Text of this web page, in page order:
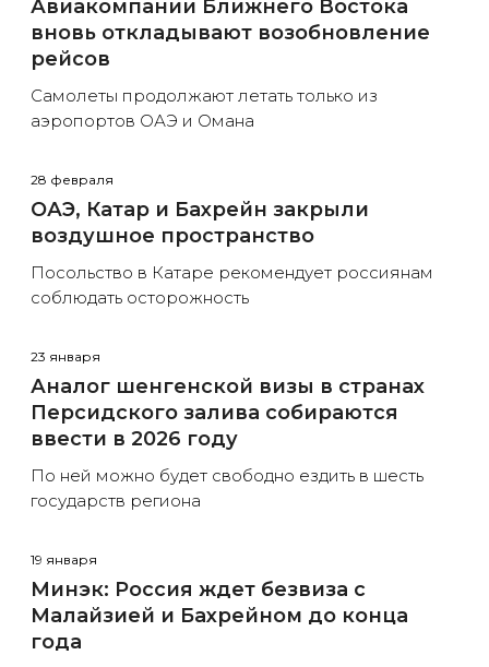
Авиакомпании Ближнего Востока
вновь откладывают возобновление
рейсов
Самолеты продолжают летать только из
аэропортов ОАЭ и Омана
28 февраля
ОАЭ, Катар и Бахрейн закрыли
воздушное пространство
Посольство в Катаре рекомендует россиянам
соблюдать осторожность
23 января
Аналог шенгенской визы в странах
Персидского залива собираются
ввести в 2026 году
По ней можно будет свободно ездить в шесть
государств региона
19 января
Минэк: Россия ждет безвиза с
Малайзией и Бахрейном до конца
года